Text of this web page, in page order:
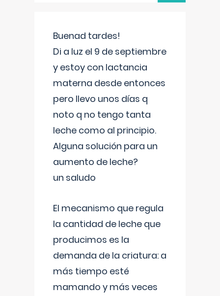
Buenad tardes!
Di a luz el 9 de septiembre
y estoy con lactancia
materna desde entonces
pero llevo unos días q
noto q no tengo tanta
leche como al principio.
Alguna solución para un
aumento de leche?
un saludo
El mecanismo que regula
la cantidad de leche que
producimos es la
demanda de la criatura: a
más tiempo esté
mamando y más veces